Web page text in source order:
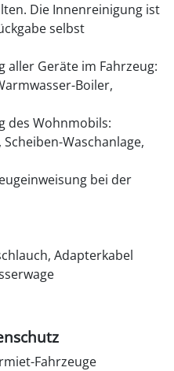
Die Innenreinigung ist
selbst
Geräte im Fahrzeug:
Boiler,
des Wohnmobils:
Waschanlage,
bei der
Adapterkabel
Fahrzeuge